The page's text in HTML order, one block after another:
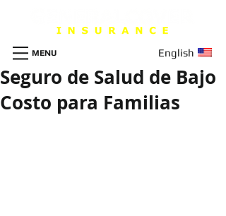
English
MENU
Seguro de Salud de Bajo
Costo para Familias